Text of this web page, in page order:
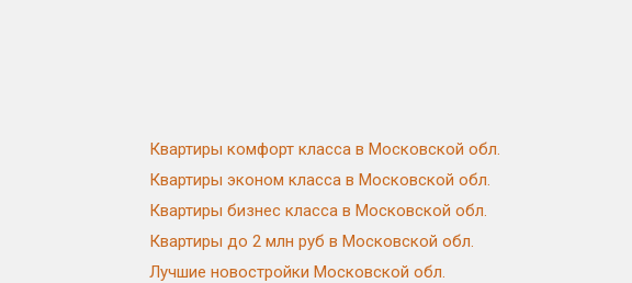
Квартиры комфорт класса в Московской обл.
Квартиры эконом класса в Московской обл.
Квартиры бизнес класса в Московской обл.
Квартиры до 2 млн руб в Московской обл.
Лучшие новостройки Московской обл.